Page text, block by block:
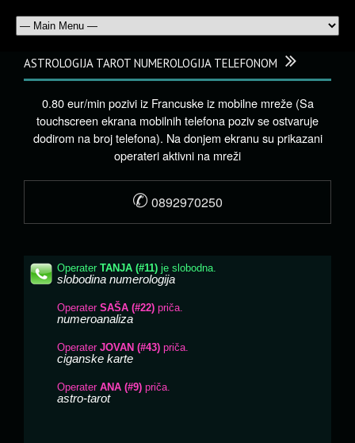
ASTROLOGIJA TAROT NUMEROLOGIJA TELEFONOM
0.80 eur/min pozivi iz Francuske iz mobilne mreže (Sa
touchscreen ekrana mobilnih telefona poziv se ostvaruje
dodirom na broj telefona). Na donjem ekranu su prikazani
operateri aktivni na mreži
✆ 0892970250